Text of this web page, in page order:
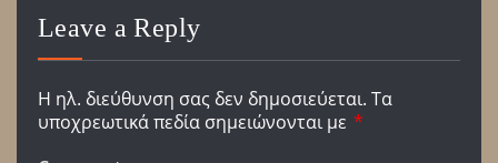
Leave a Reply
Η ηλ. διεύθυνση σας δεν δημοσιεύεται. Τα
υποχρεωτικά πεδία σημειώνονται με *